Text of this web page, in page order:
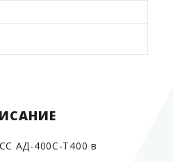
АД-400С-Т400 в